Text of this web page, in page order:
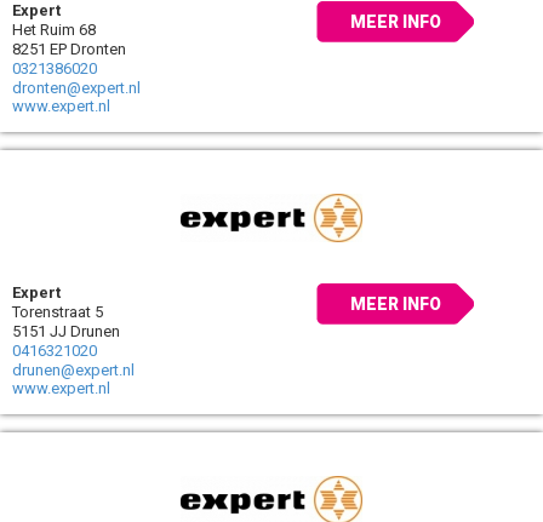
Expert
Het Ruim 68
8251 EP Dronten
0321386020
dronten@expert.nl
www.expert.nl
MEER INFO
Expert
Torenstraat 5
5151 JJ Drunen
0416321020
drunen@expert.nl
www.expert.nl
MEER INFO